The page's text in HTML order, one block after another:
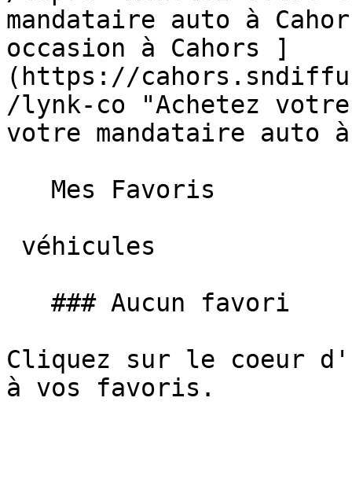
mandataire auto à
occasion à Cahors ]
(https://
/lynk-co "Achetez votre
votre mandataire auto
Cliquez sur le coeur